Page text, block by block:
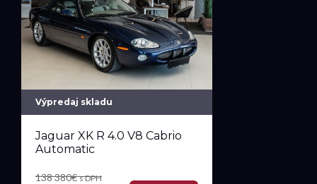
Výpredaj skladu
Jaguar XK R 4.0 V8 Cabrio
Automatic
138 380€s DPH